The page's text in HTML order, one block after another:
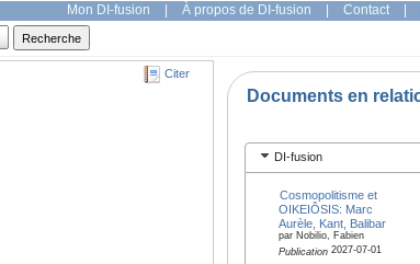
Mon DI-fusion | À propos de DI-fusion | Contact |
Citer
Documents en
DI-fusion
Cosmopolitisme et
OIKEIÔSIS: Marc
Aurèle, Kant, Balibar
par Nobilio, Fabien
Publication2027-07-01